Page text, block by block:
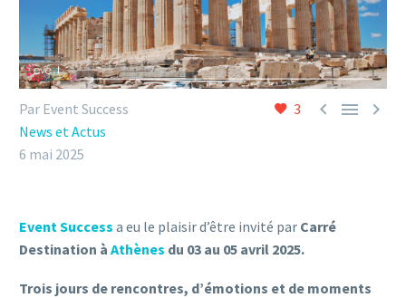
3   
Par Event Success
News et Actus
6 mai 2025
Event Success a eu le plaisir d’être invité par Carré
Destination à Athènes du 03 au 05 avril 2025.
Trois jours de rencontres, d’émotions et de moments